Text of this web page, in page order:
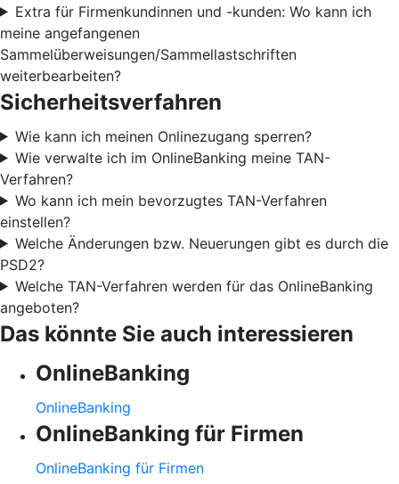
Extra für Firmenkundinnen und -kunden: Wo kann ich
meine angefangenen
Sammelüberweisungen/Sammellastschriften
weiterbearbeiten?
Sicherheitsverfahren
Wie kann ich meinen Onlinezugang sperren?
Wie verwalte ich im OnlineBanking meine TAN-
Verfahren?
Wo kann ich mein bevorzugtes TAN-Verfahren
einstellen?
Welche Änderungen bzw. Neuerungen gibt es durch die
PSD2?
Welche TAN-Verfahren werden für das OnlineBanking
angeboten?
Das könnte Sie auch interessieren
OnlineBanking
OnlineBanking
OnlineBanking für Firmen
OnlineBanking für Firmen